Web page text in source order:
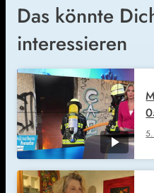
Das könnte
interessieren